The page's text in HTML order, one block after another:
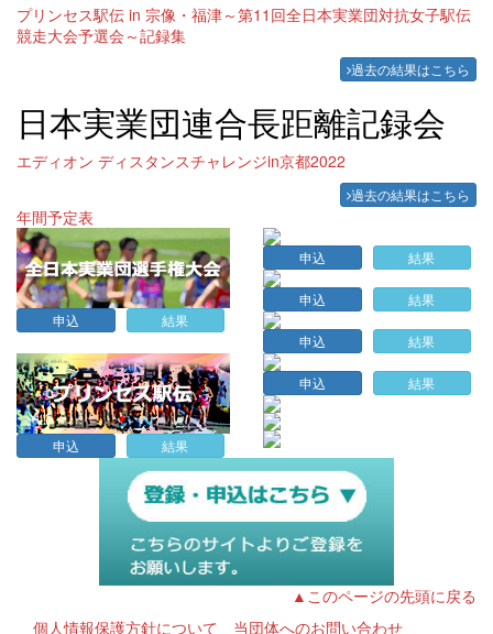
プリンセス駅伝 in 宗像・福津～第11回全日本実業団対抗女子駅伝
競走大会予選会～記録集
過去の結果はこちら
日本実業団連合長距離記録会
エディオン ディスタンスチャレンジin京都2022
過去の結果はこちら
年間予定表
申込 結果
申込 結果
申込 結果
申込 結果
申込 結果
申込 結果
▲このページの先頭に戻る
個人情報保護方針について
当団体へのお問い合わせ